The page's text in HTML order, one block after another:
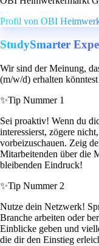
Profil von OBI
StudySmarter
Wir sind der Meinung,
(m/w/d) erhalten könntest
✨Tip Nummer 1
Sei proaktiv! Wenn du
interessierst, zögere
vorbeizuschauen. Zeig
Mitarbeitenden über die
bleibenden Eindruck!
✨Tip Nummer 2
Nutze dein Netzwerk!
Branche arbeiten oder
Einblicke geben und
die dir den Einstieg